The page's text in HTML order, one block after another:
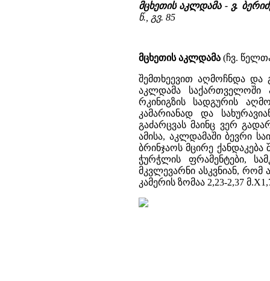
მცხეთის აკლდამა - ვ.
წ., გვ. 85
მცხეთის აკლდამა (ჩვ.
შემთხეევით აღმოჩნდა და
აკლდამა საქართველოში
რკინიგზის სადგურის
კამარიანად და
გაძარცვას მაინც ვერ
ამისა, აკლდამაში ბევრი
ბრინჯაოს მცირე
ჭურჭლის ფრამენტები,
მკვლევარნი ასკვნიან,
კამერის ზომაა 2,23-2,37